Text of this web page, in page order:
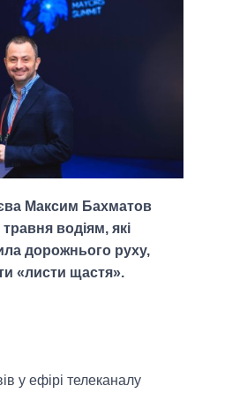
Максим Бахматов
водіям, які
дорожнього руху,
«листи щастя».
у ефірі телеканалу